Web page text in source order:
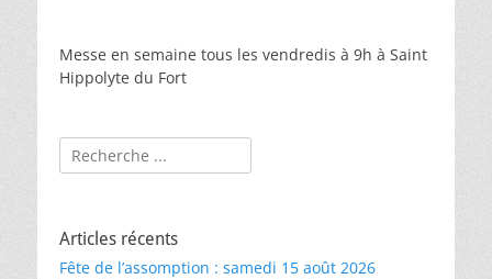
Messe en semaine tous les vendredis à 9h à Saint
Hippolyte du Fort
Rechercher :
Articles récents
Fête de l’assomption : samedi 15 août 2026